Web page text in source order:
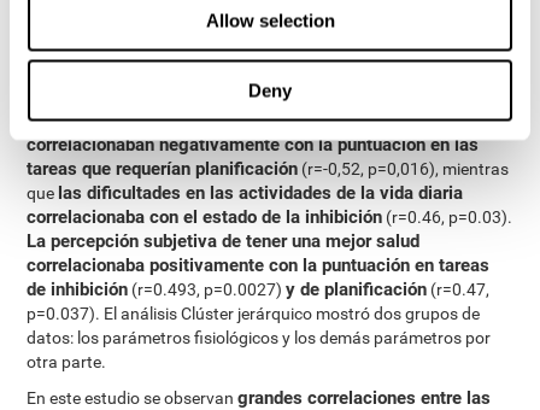
Allow selection
Deny
percepción espacial (r=-0.718, p<0.0005).
Resulta llamativo queel apoyo social y la espiritualidad no
choca con algunos estudios previos. En las áreas cognitiva, física
y funcional,hubo una serie de enfermedades crónicas que
correlacionaban negativamente con la puntuación en las
tareas que requerían planificación (r=-0,52, p=0,016), mientras
que las dificultades en las actividades de la vida diaria
correlacionaba con el estado de la inhibición (r=0.46, p=0.03).
La percepción subjetiva de tener una mejor salud
correlacionaba positivamente con la puntuación en tareas
de inhibición (r=0.493, p=0.0027)y de planificación (r=0.47,
p=0.037). El análisis Clúster jerárquico mostró dos grupos de
datos: los parámetros fisiológicos y los demás parámetros por
otra parte.
En este estudio se observangrandes correlaciones entre las